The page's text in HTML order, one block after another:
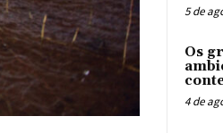
5 de
Os
4 de